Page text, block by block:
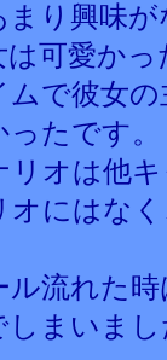
まり興味
は可愛かっ
ムで彼女
たです。
リオは他
オにはな
ル流れた
しまいま